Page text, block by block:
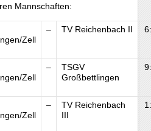
Mannschaften:
Zell
– TV Reichenbach II
Zell
–
TSGV
Großbettlingen
Zell
–
TV Reichenbach
III